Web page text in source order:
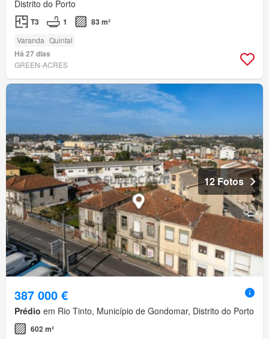
Distrito do Porto
T3 1 83 m²
Varanda Quintal
Há 27 dias
GREEN-ACRES
12 Fotos
387 000 €
Prédio em Rio Tinto, Município de Gondomar, Distrito do Porto
602 m²